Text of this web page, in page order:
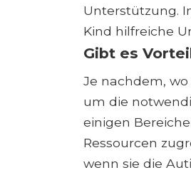
Unterstützung.
Kind hilfreiche
Gibt es
Je nachdem,
um die
einigen
Ressourcen
wenn sie die